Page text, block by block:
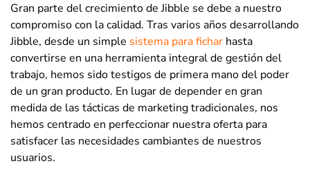
Gran parte del crecimiento de Jibble se debe a nuestro
compromiso con la calidad. Tras varios años desarrollando
Jibble, desde un simple sistema para fichar hasta
convertirse en una herramienta integral de gestión del
trabajo, hemos sido testigos de primera mano del poder
de un gran producto. En lugar de depender en gran
medida de las tácticas de marketing tradicionales, nos
hemos centrado en perfeccionar nuestra oferta para
satisfacer las necesidades cambiantes de nuestros
usuarios.